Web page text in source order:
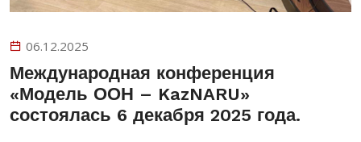
06.12.2025
Международная конференция
«Модель ООН – KazNARU»
состоялась 6 декабря 2025 года.